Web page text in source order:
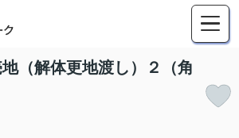
（解体更地渡し）２（角